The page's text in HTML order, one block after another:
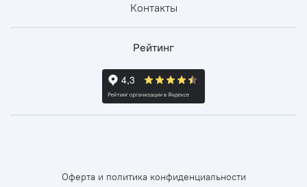
Контакты
Рейтинг
Оферта и политика конфиденциальности